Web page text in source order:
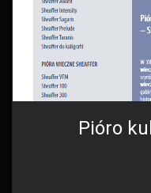
Pióro